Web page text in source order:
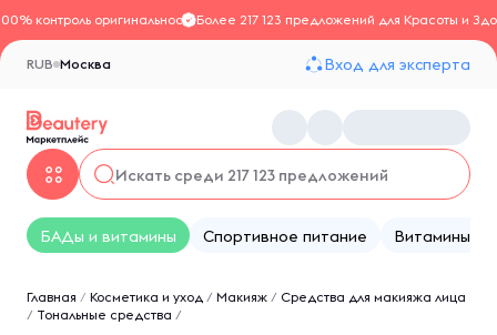
контроль оригинальностиБолее 217 123 предложений для Красоты и
Москва
RUB Вход для эксперта
БАДы и витамины Спортивное питание Витамины
Главная / Косметика и уход / Макияж / Средства для макияжа лица
/ Тональные средства /